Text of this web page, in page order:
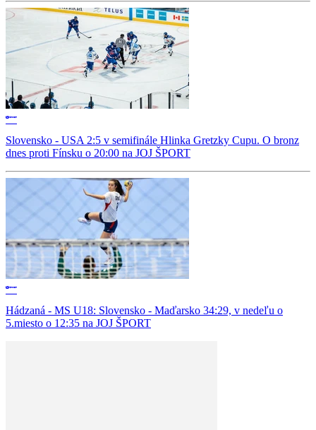
Slovensko - USA 2:5 v semifinále Hlinka Gretzky Cupu. O bronz
dnes proti Fínsku o 20:00 na JOJ ŠPORT
Hádzaná - MS U18: Slovensko - Maďarsko 34:29, v nedeľu o
5.miesto o 12:35 na JOJ ŠPORT